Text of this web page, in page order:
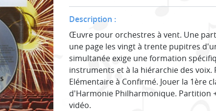
Description :
Œuvre pour orchestres à vent. Une
une page les vingt à trente pupitres
simultanée exige une formation
instruments et à la hiérarchie des voix.
Elémentaire à Confirmé. Jouer la 1ère
d'Harmonie Philharmonique. Partition
vidéo.